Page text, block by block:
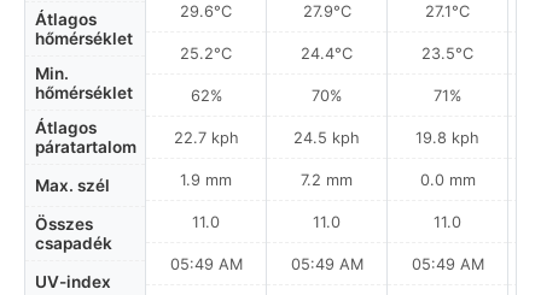
Átlagos
hőmérséklet
Min.
hőmérséklet
Átlagos
páratartalom
Max. szél
Összes
csapadék
UV-index
29.6°C
25.2°C
62%
22.7 kph
1.9 mm
11.0
05:49 AM
27.9°C
24.4°C
70%
24.5 kph
7.2 mm
11.0
05:49 AM
27.1°C
23.5°C
71%
19.8 kph
0.0 mm
11.0
05:49 AM